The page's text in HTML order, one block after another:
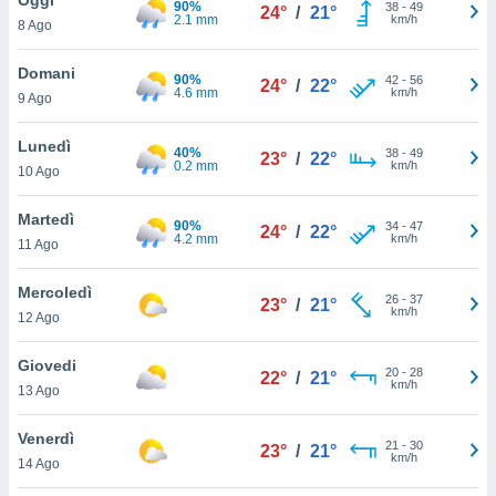
è
al sito
di
ci
di
il
un
la
nella
8 Ago
90%
2.1 mm
24° / 21° 38- 49
km/h
Domani
9 Ago
90%
4.6 mm
24° / 22° 42- 56
km/h
Lunedì
10 Ago
40%
0.2 mm
23° / 22° 38- 49
km/h
Martedì
11 Ago
90%
4.2 mm
24° / 22° 34- 47
km/h
Mercoledì
12 Ago
23° / 21° 26- 37
km/h
Giovedi
13 Ago
22° / 21° 20- 28
km/h
Venerdì
14 Ago
23° / 21° 21 - 30
km/h